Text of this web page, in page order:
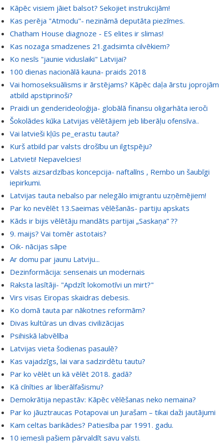
Kāpēc visiem jāiet balsot? Sekojiet instrukcijām!
Kas perēja "Atmodu"- nezināmā deputāta piezīmes.
Chatham House diagnoze - ES elites ir slimas!
Kas nozaga smadzenes 21.gadsimta cilvēkiem?
Ko nesīs "jaunie viduslaiki" Latvijai?
100 dienas nacionālā kauna- praids 2018
Vai homoseksuālisms ir ārstējams? Kāpēc daļa ārstu joprojām
atbild apstiprinoši?
Praidi un genderideoloģija- globālā finansu oligarhāta ieroči
Šokolādes kūka Latvijas vēlētājiem jeb liberāļu ofensīva..
Vai latvieši kļūs pe_erastu tauta?
Kurš atbild par valsts drošību un ilgtspēju?
Latvieti! Nepavelcies!
Valsts aizsardzības koncepcija- naftalīns , Rembo un šaubīgi
iepirkumi.
Latvijas tauta nebalso par nelegālo imigrantu uzņēmējiem!
Par ko nevēlēt 13.Saeimas vēlēšanās- partiju apskats
Kāds ir bijis vēlētāju mandāts partijai „Saskaņa” ??
9. maijs? Vai tomēr astotais?
Oik- nācijas sāpe
Ar domu par jaunu Latviju...
Dezinformācija: sensenais un modernais
Raksta lasītāji- "Apdzīt lokomotīvi un mirt?"
Virs visas Eiropas skaidras debesis.
Ko domā tauta par nākotnes reformām?
Divas kultūras un divas civilizācijas
Psihiskā labvēlība
Latvijas vieta šodienas pasaulē?
Kas vajadzīgs, lai vara sadzirdētu tautu?
Par ko vēlēt un kā vēlēt 2018. gadā?
Kā cīnīties ar liberālfašismu?
Demokrātija nepastāv: Kāpēc vēlēšanas neko nemaina?
Par ko jāuztraucas Potapovai un Jurašam – tikai daži jautājumi
Kam celtas barikādes? Patiesība par 1991. gadu.
10 iemesli pašiem pārvaldīt savu valsti.